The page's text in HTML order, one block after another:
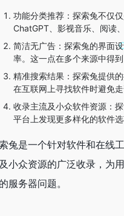
功能分类推荐：探索兔不仅
ChatGPT、影视音乐、阅读
简洁无广告：探索兔的界面
率。这一点在多个来源中得
精准搜索结果：探索兔提供
在互联网上寻找软件时避免走
收录主流及小众软件资源：
平台上发现更多样化的软件选
兔是一个针对软件和在线
小众资源的广泛收录，为
服务器问题。